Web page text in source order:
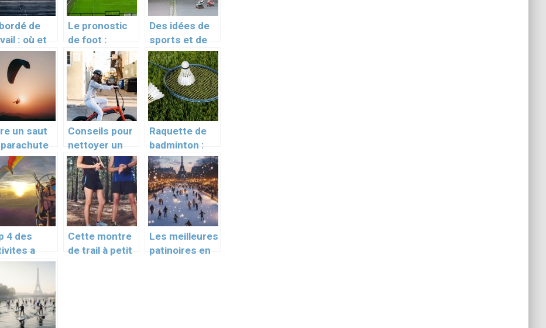
de
: où et
faire du
?
Le pronostic
de foot :
pariez sur
l’équipe
gagnante
Des idées de
sports et de
loisirs pour les
vacances
un saut
le Nord
Conseils pour
nettoyer un
vélo électrique
et le préparer
à une
randonnée
Raquette de
badminton :
comment la
corder ?
4 des
a
a
a tout
!
Cette montre
de trail à petit
Les meilleures
patinoires en